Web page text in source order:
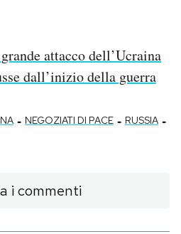
attacco dell’Ucraina
dall’inizio della guerra
- NEGOZIATI DI PACE - RUSSIA -
i commenti